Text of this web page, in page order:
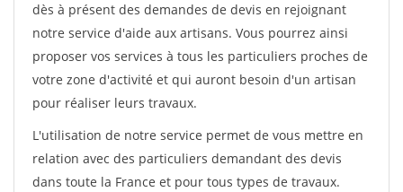
dès à présent des demandes de devis en rejoignant
notre service d'aide aux artisans. Vous pourrez ainsi
proposer vos services à tous les particuliers proches de
votre zone d'activité et qui auront besoin d'un artisan
pour réaliser leurs travaux.
L'utilisation de notre service permet de vous mettre en
relation avec des particuliers demandant des devis
dans toute la France et pour tous types de travaux.